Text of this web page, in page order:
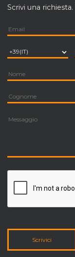
Scrivi una
Scrivici